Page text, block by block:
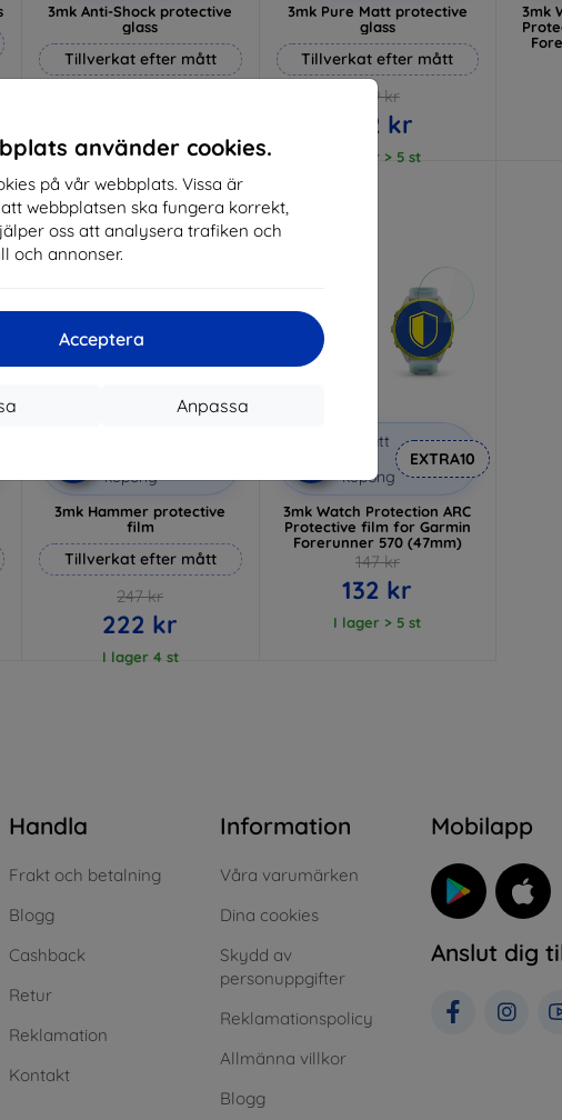
använder cookies.
på vår webbplats. Vissa är
webbplatsen ska fungera korrekt,
oss att analysera trafiken och
och annonser.
Acceptera
Anpassa
3mk Anti-Shock protective
glass
Tillverkat efter mått
I lager > 5 st
3mk Pure Matt protective
glass
Tillverkat efter mått
169 kr
152 kr
I lager > 5 st
3mk
-10%
kupong
3mk Hammer protective
film
Tillverkat efter mått
247 kr
222 kr
I lager 4 st
-10%
Rabatt
kupong
EXTRA10
3mk Watch Protection ARC
Protective film for Garmin
Forerunner 570 (47mm)
147 kr
132 kr
I lager > 5 st
Handla
Frakt och betalning
Blogg
Cashback
Retur
Reklamation
Kontakt
Information
Våra varumärken
Dina cookies
Skydd av
personuppgifter
Reklamationspolicy
Allmänna villkor
Blogg
Mobilapp
Anslut dig